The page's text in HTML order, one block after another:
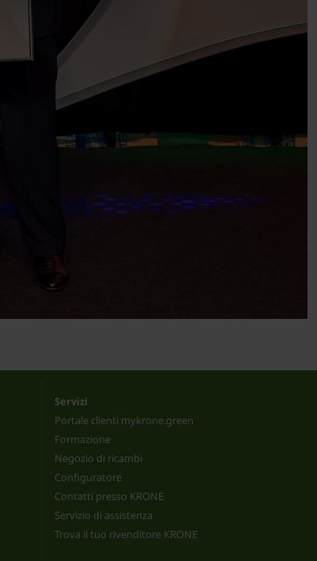
Servizi
Portale clienti mykrone.green
Formazione
Negozio di ricambi
Configuratore
Contatti presso KRONE
Servizio di assistenza
Trova il tuo rivenditore KRONE